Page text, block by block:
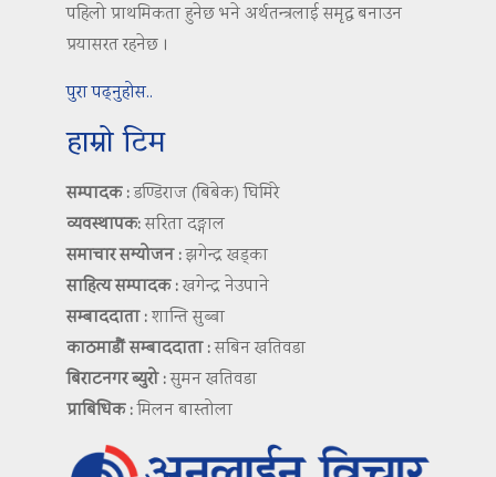
पहिलो प्राथमिकता हुनेछ भने अर्थतन्त्रलाई समृद्ध बनाउन
प्रयासरत रहनेछ ।
पुरा पढ्नुहोस..
हाम्रो टिम
सम्पादक :डण्डिराज (बिबेक) घिमिरे
व्यवस्थापक:सरिता दङ्गाल
समाचार सम्योजन :झगेन्द्र खड्का
साहित्य सम्पादक :खगेन्द्र नेउपाने
सम्बाददाता :शान्ति सुब्बा
काठमाडौं सम्बाददाता :सबिन खतिवडा
बिराटनगर ब्युरो :सुमन खतिवडा
प्राबिधिक :मिलन बास्तोला